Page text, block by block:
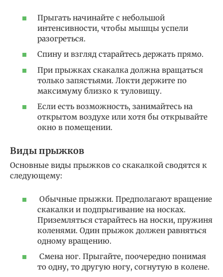
Прыгать начинайте с небольшой
интенсивности, чтобы мышцы успели
разогреться.
Спину и взгляд старайтесь держать прямо.
При прыжках скакалка должна вращаться
только запястьями. Локти держите по
максимуму близко к туловищу.
Если есть возможность, занимайтесь на
открытом воздухе или хотя бы открывайте
окно в помещении.
Виды прыжков
Основные виды прыжков со скакалкой сводятся к
следующему:
Обычные прыжки. Предполагают вращение
скакалки и подпрыгивание на носках.
Приземляться старайтесь на носки, пружиня
коленями. Один прыжок должен равняться
одному вращению.
Смена ног. Прыгайте, поочередно понимая
то одну, то другую ногу, согнутую в колене.